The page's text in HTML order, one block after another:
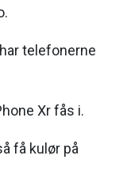
telefonerne
Xr fås i.
få kulør på